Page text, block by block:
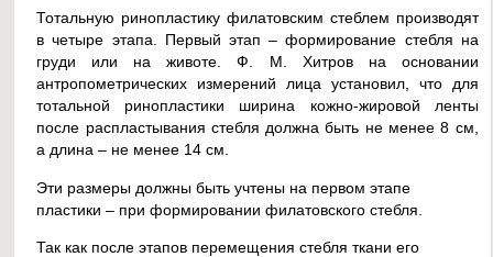
Тотальную ринопластику филатовским стеблем производят
в четыре этапа. Первый этап – формирование стебля на
груди или на животе. Ф. М. Хитров на основании
антропометрических измерений лица установил, что для
тотальной ринопластики ширина кожно-жировой ленты
после распластывания стебля должна быть не менее 8 см,
а длина – не менее 14 см.
Эти размеры должны быть учтены на первом этапе
пластики – при формировании филатовского стебля.
Так как после этапов перемещения стебля ткани его